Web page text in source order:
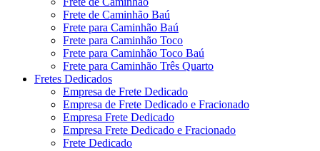
Frete de Caminhão Baú
Frete para Caminhão Baú
Frete para Caminhão Toco
Frete para Caminhão Toco Baú
Frete para Caminhão Três Quarto
Fretes Dedicados
Empresa de Frete Dedicado
Empresa de Frete Dedicado e Fracionado
Empresa Frete Dedicado
Empresa Frete Dedicado e Fracionado
Frete Dedicado